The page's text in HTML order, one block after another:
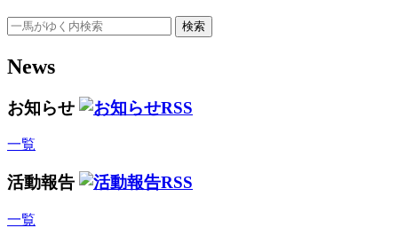
検索
News
お知らせ
一覧
活動報告
一覧